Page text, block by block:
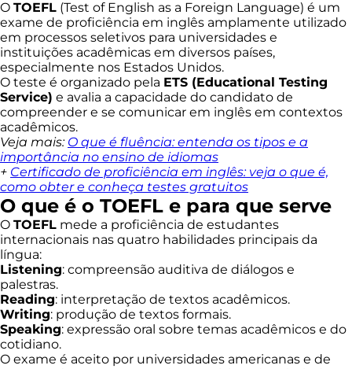
O TOEFL (Test of English as a Foreign Language) é um
exame de proficiência em inglês amplamente utilizado
em processos seletivos para universidades e
instituições acadêmicas em diversos países,
especialmente nos Estados Unidos.
O teste é organizado pela ETS (Educational Testing
Service) e avalia a capacidade do candidato de
compreender e se comunicar em inglês em contextos
acadêmicos.
Veja mais: O que é fluência: entenda os tipos e a
importância no ensino de idiomas
+ Certificado de proficiência em inglês: veja o que é,
como obter e conheça testes gratuitos
O que é o TOEFL e para que serve
O TOEFL mede a proficiência de estudantes
internacionais nas quatro habilidades principais da
língua:
Listening: compreensão auditiva de diálogos e
palestras.
Reading: interpretação de textos acadêmicos.
Writing: produção de textos formais.
Speaking: expressão oral sobre temas acadêmicos e do
cotidiano.
O exame é aceito por universidades americanas e de